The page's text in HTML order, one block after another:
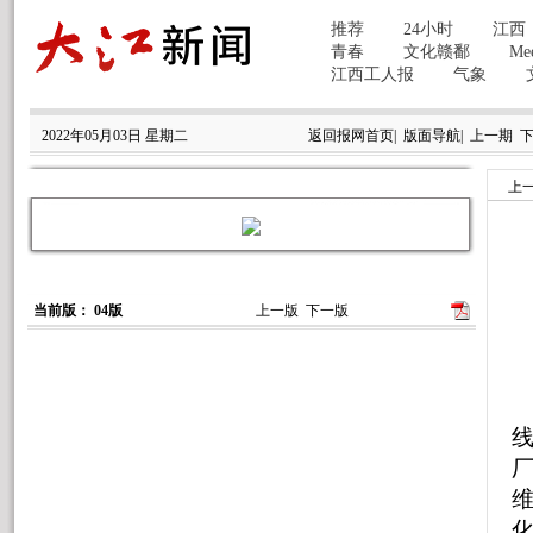
2022年05月03日 星期二 返回报网首页| 版面导航| 上一期
当前版： 04版 上一版 下一版
上